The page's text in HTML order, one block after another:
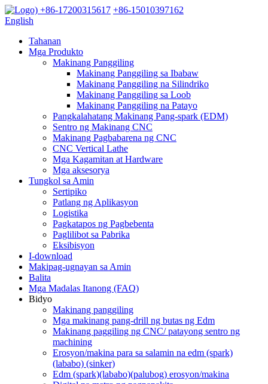
+86-17200315617 +86-15010397162
English
Tahanan
Mga Produkto
Makinang Panggiling
Makinang Panggiling sa Ibabaw
Makinang Panggiling na Silindriko
Makinang Panggiling sa Loob
Makinang Panggiling na Patayo
Pangkalahatang Makinang Pang-spark (EDM)
Sentro ng Makinang CNC
Makinang Pagbabarena ng CNC
CNC Vertical Lathe
Mga Kagamitan at Hardware
Mga aksesorya
Tungkol sa Amin
Sertipiko
Patlang ng Aplikasyon
Logistika
Pagkatapos ng Pagbebenta
Paglilibot sa Pabrika
Eksibisyon
I-download
Makipag-ugnayan sa Amin
Balita
Mga Madalas Itanong (FAQ)
Bidyo
Makinang panggiling
Mga makinang pang-drill ng butas ng Edm
Makinang paggiling ng CNC/ patayong sentro ng
machining
Erosyon/makina para sa salamin na edm (spark)
(lababo) (sinker)
Edm (spark)(lababo)(palubog) erosyon/makina